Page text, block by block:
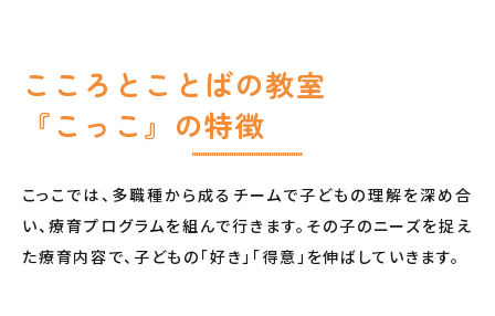
こころとことばの教室
『こっこ』の特徴
こっこでは、多職種から成るチームで子どもの理解を深め合
い、療育プログラムを組んで行きます。その子のニーズを捉え
た療育内容で、子どもの「好き」「得意」を伸ばしていきます。